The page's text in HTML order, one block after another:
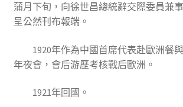
蒲月下旬，向徐世昌總統辭交際委員兼
呈公然刊布報端。
1920年作為中國首席代表赴歐洲餐
年夜會，會后游歷考核戰后歐洲。
1921年回國。